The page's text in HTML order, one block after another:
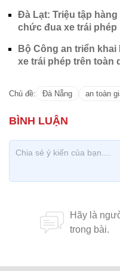
Đà Lạt: Triệu tập
chức đua xe trái phép
Bộ Công an triển
xe trái phép trên toàn
Chủ đề: Đà Nẵng an toàn